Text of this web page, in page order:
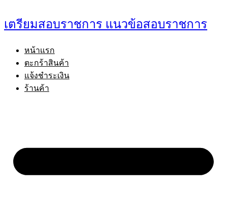
content
เตรียมสอบราชการ แนวข้อสอบราชการ
หน้าแรก
ตะกร้าสินค้า
แจ้งชำระเงิน
ร้านค้า